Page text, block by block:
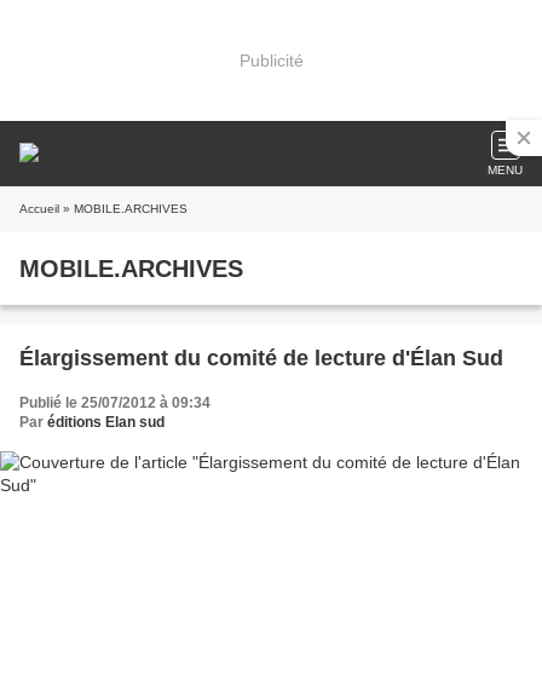
Publicité
MENU
Accueil » MOBILE.ARCHIVES
MOBILE.ARCHIVES
Élargissement du comité de lecture d'Élan Sud
Publié le 25/07/2012 à 09:34
Par éditions Elan sud